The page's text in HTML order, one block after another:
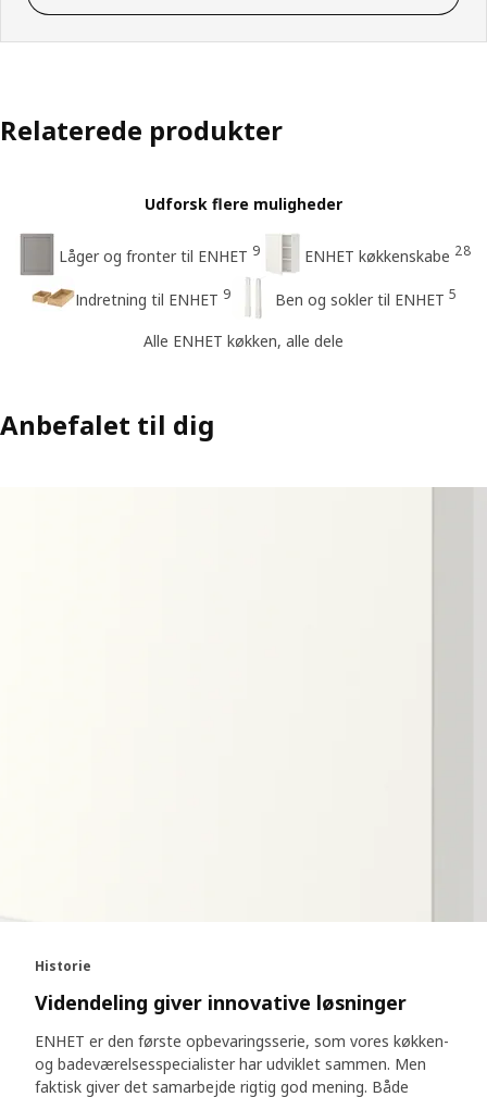
Relaterede produkter
Udforsk flere muligheder
Låger og fronter til ENHET 9 ENHET køkkenskabe 28
Indretning til ENHET 9 Ben og sokler til ENHET 5
Alle ENHET køkken, alle dele
Anbefalet til dig
Historie
Videndeling giver innovative løsninger
ENHET er den første opbevaringsserie, som vores køkken-
og badeværelsesspecialister har udviklet sammen. Men
faktisk giver det samarbejde rigtig god mening. Både